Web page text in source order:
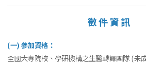
徵 件 資 訊
(一) 參加資格：
全國大專院校、學研機構之生醫轉譯團隊 (未